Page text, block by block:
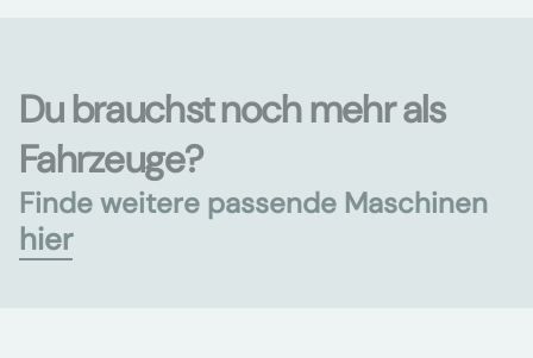
Du brauchst noch mehr als
Fahrzeuge?
Finde weitere passende Maschinen
hier